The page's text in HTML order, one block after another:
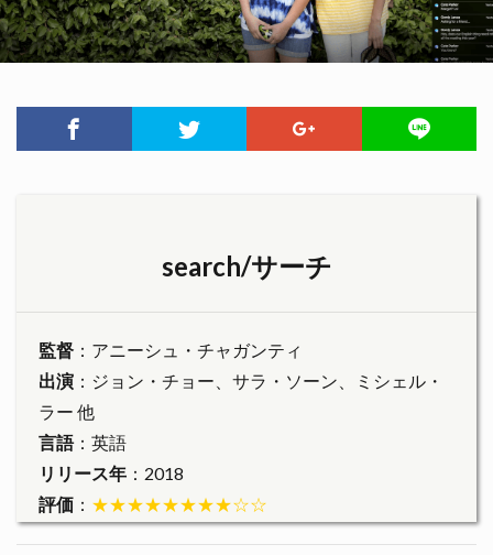
search/サーチ
監督 ：アニーシュ・チャガンティ
出演 ：ジョン・チョー、サラ・ソーン、ミシェル・
ラー 他
言語：英語
リリース年 ：2018
評価 ： ★★★★★★★★☆☆